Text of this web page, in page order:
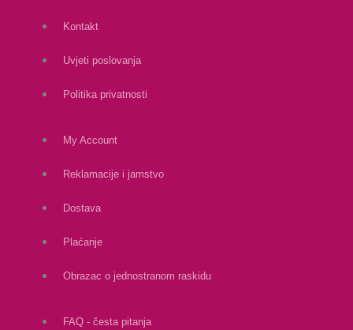
Kontakt
Uvjeti poslovanja
Politika privatnosti
My Account
Reklamacije i jamstvo
Dostava
Plaćanje
Obrazac o jednostranom raskidu
FAQ - česta pitanja